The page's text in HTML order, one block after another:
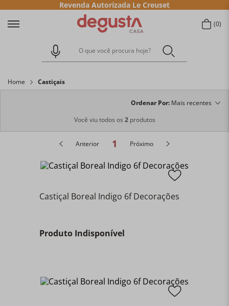
Revenda Autorizada Le Creuset
0
O que você procura hoje?
Home Castiçais
Ordenar Por Mais recentes
Você viu todos os 2produtos
Anterior 1 Próximo
Castiçal Boreal Indigo 6f Decorações
Produto Indisponível